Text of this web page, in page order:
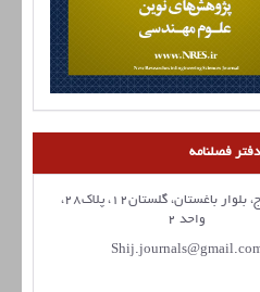
فصلنامه
نشانی: کرج، بلوار باغستان، گلستان12، پلاک28،
واحد 2